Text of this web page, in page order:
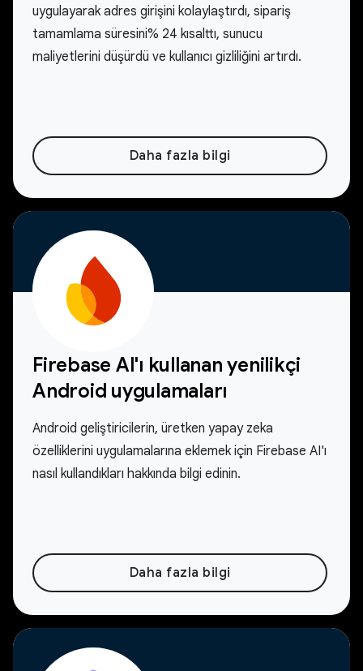
uygulayarak adres girişini kolaylaştırdı, sipariş
tamamlama süresini% 24 kısalttı, sunucu
maliyetlerini düşürdü ve kullanıcı gizliliğini artırdı.
Daha fazla bilgi
Firebase AI'ı kullanan yenilikçi
Android uygulamaları
Android geliştiricilerin, üretken yapay zeka
özelliklerini uygulamalarına eklemek için Firebase AI'ı
nasıl kullandıkları hakkında bilgi edinin.
Daha fazla bilgi